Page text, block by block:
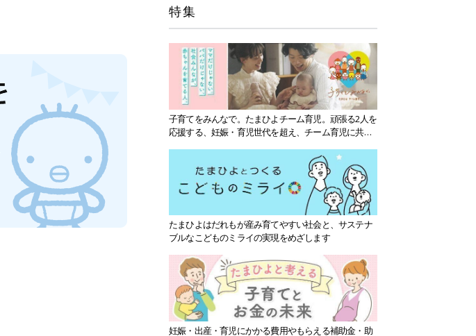
特集
子育てをみんなで。たまひよチーム育児。頑張る2人を
応援する、妊娠・育児世代を超え、チーム育児に共感
たまひよはだれもが産み育てやすい社会と、サステナ
ブルなこどものミライの実現をめざします
妊娠・出産・育児にかかる費用やもらえる補助金・助